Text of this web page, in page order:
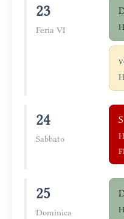
23
Feria VI
24
Sabbato
25
Dominica